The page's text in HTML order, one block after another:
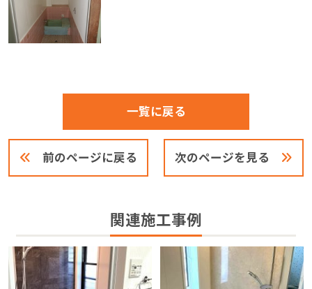
前のページに戻る
一覧に戻る
次のページを見る
関連施工事例